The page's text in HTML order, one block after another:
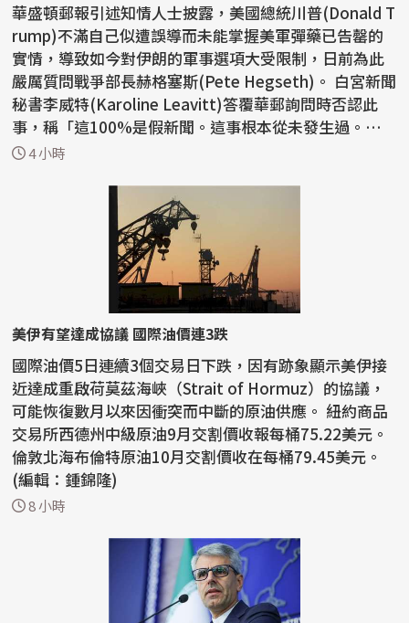
華盛頓郵報引述知情人士披露，美國總統川普(Donald T
rump)不滿自己似遭誤導而未能掌握美軍彈藥已告罄的
實情，導致如今對伊朗的軍事選項大受限制，日前為此
嚴厲質問戰爭部長赫格塞斯(Pete Hegseth)。 白宮新聞
秘書李威特(Karoline Leavitt)答覆華郵詢問時否認此
事，稱「這100%是假新聞。這事根本從未發生過。川普
總統對...
4 小時
美伊有望達成協議 國際油價連3跌
國際油價5日連續3個交易日下跌，因有跡象顯示美伊接
近達成重啟荷莫茲海峽（Strait of Hormuz）的協議，
可能恢復數月以來因衝突而中斷的原油供應。 紐約商品
交易所西德州中級原油9月交割價收報每桶75.22美元。
倫敦北海布倫特原油10月交割價收在每桶79.45美元。
(編輯：鍾錦隆)
8 小時